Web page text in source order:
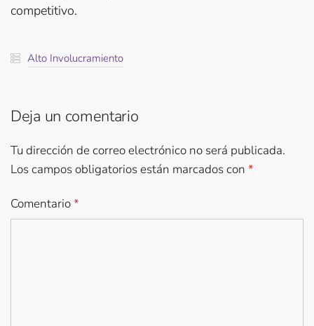
competitivo.
Alto Involucramiento
Deja un comentario
Tu dirección de correo electrónico no será publicada.
Los campos obligatorios están marcados con *
Comentario*